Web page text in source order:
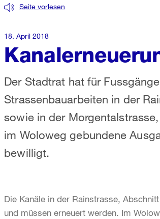
Seite vorlesen
Der Stadtrat hat für
Strassenbauarbeiten in der
sowie in der
im Woloweg gebundene
bewilligt.
18. April 2018
Die Kanäle in der Rainstrasse,
und müssen erneuert werden. Im